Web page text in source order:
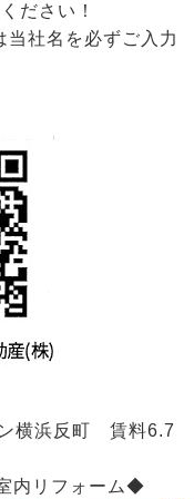
ださい！
社名を必ずご入力
ン横浜反町 賃料6.7
内リフォーム◆